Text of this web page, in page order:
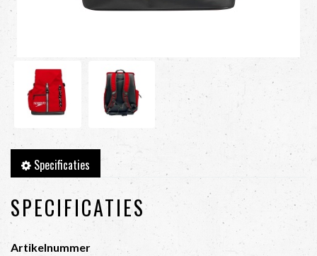
Specificaties
SPECIFICATIES
Artikelnummer